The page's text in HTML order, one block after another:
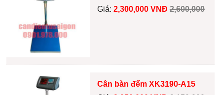
Giá: 2,300,000 VNĐ 2,600,000
Cân bàn đếm XK3190-A15